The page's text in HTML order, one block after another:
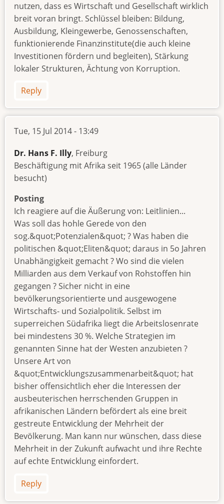
nutzen, dass es Wirtschaft und Gesellschaft wirklich
breit voran bringt. Schlüssel bleiben: Bildung,
Ausbildung, Kleingewerbe, Genossenschaften,
funktionierende Finanzinstitute(die auch kleine
Investitionen fördern und begleiten), Stärkung
lokaler Strukturen, Ächtung von Korruption.
Reply
Tue, 15 Jul 2014 - 13:49
Dr. Hans F. Illy, Freiburg
Beschäftigung mit Afrika seit 1965 (alle Länder
besucht)
Posting
Ich reagiere auf die Äußerung von: Leitlinien...
Was soll das hohle Gerede von den
sog.&quot;Potenzialen&quot; ? Was haben die
politischen &quot;Eliten&quot; daraus in 5o Jahren
Unabhängigkeit gemacht ? Wo sind die vielen
Milliarden aus dem Verkauf von Rohstoffen hin
gegangen ? Sicher nicht in eine
bevölkerungsorientierte und ausgewogene
Wirtschafts- und Sozialpolitik. Selbst im
superreichen Südafrika liegt die Arbeitslosenrate
bei mindestens 30 %. Welche Strategien im
genannten Sinne hat der Westen anzubieten ?
Unsere Art von
&quot;Entwicklungszusammenarbeit&quot; hat
bisher offensichtlich eher die Interessen der
ausbeuterischen herrschenden Gruppen in
afrikanischen Ländern befördert als eine breit
gestreute Entwicklung der Mehrheit der
Bevölkerung. Man kann nur wünschen, dass diese
Mehrheit in der Zukunft aufwacht und ihre Rechte
auf echte Entwicklung einfordert.
Reply